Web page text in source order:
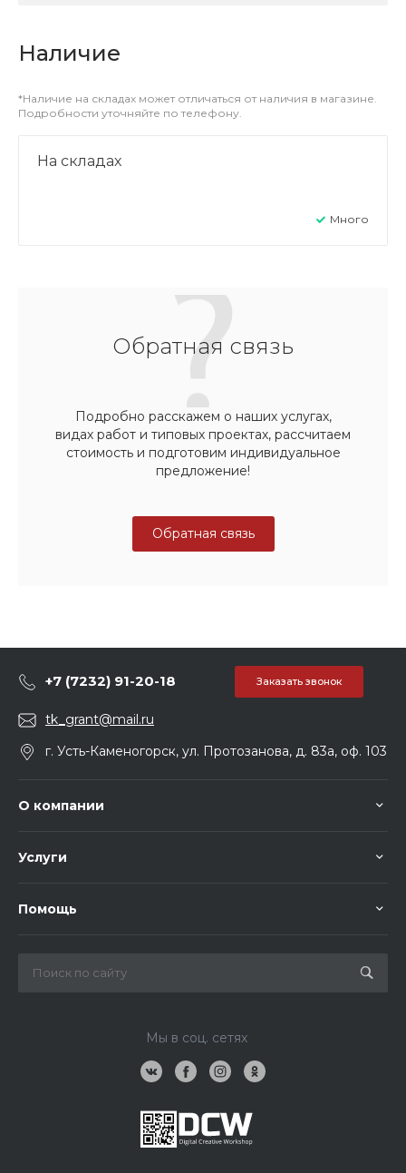
Наличие
*Наличие на складах может отличаться от наличия в магазине.
Подробности уточняйте по телефону.
На складах
Много
Обратная связь
Подробно расскажем о наших услугах,
видах работ и типовых проектах, рассчитаем
стоимость и подготовим индивидуальное
предложение!
Обратная связь
+7 (7232) 91-20-18 Заказать звонок
tk_grant@mail.ru
г. Усть-Каменогорск, ул. Протозанова, д. 83а, оф. 103
О компании
Услуги
Помощь
Мы в соц. сетях